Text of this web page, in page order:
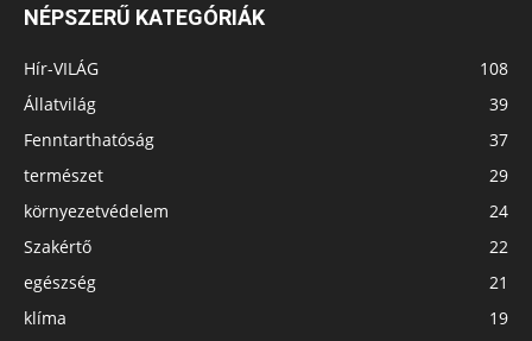
NÉPSZERŰ KATEGÓRIÁK
Hír-VILÁG
108
Állatvilág
39
Fenntarthatóság
37
természet
29
környezetvédelem
24
Szakértő
22
egészség
21
klíma
19